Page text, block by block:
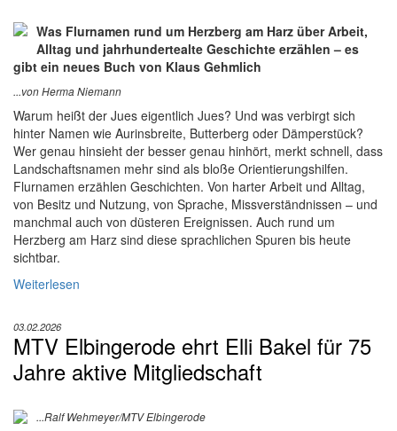
Was Flurnamen rund um Herzberg am Harz über Arbeit,
Alltag und jahrhundertealte Geschichte erzählen – es
gibt ein neues Buch von Klaus Gehmlich
...von Herma Niemann
Warum heißt der Jues eigentlich Jues? Und was verbirgt sich
hinter Namen wie Aurinsbreite, Butterberg oder Dämperstück?
Wer genau hinsieht der besser genau hinhört, merkt schnell, dass
Landschaftsnamen mehr sind als bloße Orientierungshilfen.
Flurnamen erzählen Geschichten. Von harter Arbeit und Alltag,
von Besitz und Nutzung, von Sprache, Missverständnissen – und
manchmal auch von düsteren Ereignissen. Auch rund um
Herzberg am Harz sind diese sprachlichen Spuren bis heute
sichtbar.
Weiterlesen
03.02.2026
MTV Elbingerode ehrt Elli Bakel für 75
Jahre aktive Mitgliedschaft
...Ralf Wehmeyer/MTV Elbingerode